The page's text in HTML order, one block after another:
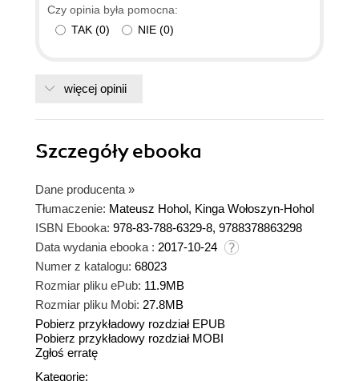
Czy opinia była pomocna:
TAK (0) NIE (0)
więcej opinii
Szczegółyebooka
Dane producenta »
Tłumaczenie: Mateusz Hohol, Kinga Wołoszyn-Hohol
ISBN Ebooka: 978-83-788-6329-8, 9788378863298
Data wydania ebooka : 2017-10-24
Numer z katalogu: 68023
Rozmiar pliku ePub: 11.9MB
Rozmiar pliku Mobi: 27.8MB
Pobierz przykładowy rozdział EPUB
Pobierz przykładowy rozdział MOBI
Zgłoś erratę
Kategorie: